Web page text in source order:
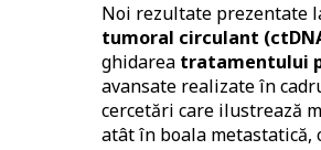
Noi rezultate prezentate
tumoral circulant
ghidarea tratamentului
avansate realizate în
cercetări care ilustrează
atât în boala